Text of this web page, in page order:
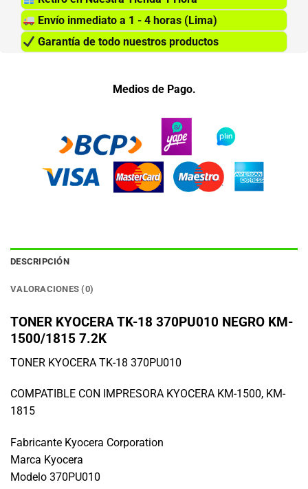
Envío inmediato a 1 - 4 horas (Lima)
Garantía de todo nuestros productos
Medios de Pago.
DESCRIPCIÓN
VALORACIONES (0)
TONER KYOCERA TK-18 370PU010 NEGRO KM-
1500/1815 7.2K
TONER KYOCERA TK-18 370PU010
COMPATIBLE CON IMPRESORA KYOCERA KM-1500, KM-
1815
Fabricante Kyocera Corporation
Marca Kyocera
Modelo 370PU010